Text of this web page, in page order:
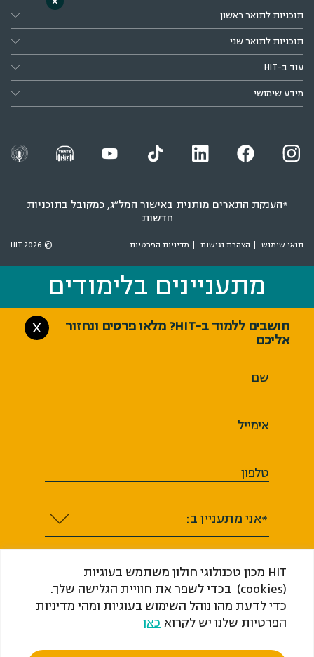
HIT מכון טכנולוגי חולון משתמש בעוגיות
(cookies) בכדי לשפר את חוויית הגלישה שלך.
כדי לדעת מהו נוהל השימוש בעוגיות ומהי מדיניות
הפרטיות שלנו יש לקרוא כאן
תוכניות לתואר ראשון
תוכניות לתואר שני
עוד ב-HIT
מידע שימושי
*הענקת התארים מותנית באישור המל״ג, כמקובל בתוכניות
חדשות
תנאי שימוש הצהרת נגישות מדיניות הפרטיות © 2026 HIT
מתעניינים בלימודים
חושבים ללמוד ב-HIT? מלאו פרטים ונחזור
אליכם
X
שם
אימייל
טלפון
*אני מתעניין ב:
מתעניינים בלימודים